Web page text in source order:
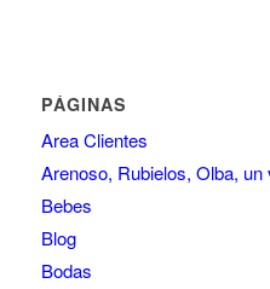
PÁGINAS
Area Clientes
Arenoso, Rubielos, Olba, un
Bebes
Blog
Bodas